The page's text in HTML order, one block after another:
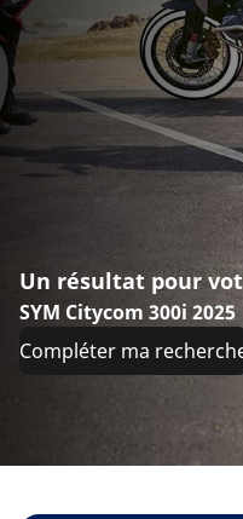
Un résultat pour
SYM Citycom 300i 2025
Compléter ma